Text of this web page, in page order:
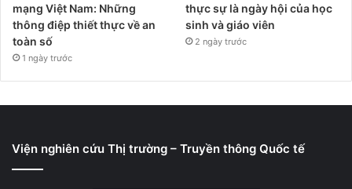
mạng Việt Nam: Những
thông điệp thiết thực về an
toàn số
1 ngày trước
thực sự là ngày hội của học
sinh và giáo viên
2 ngày trước
Viện nghiên cứu Thị trường – Truyền thông Quốc tế